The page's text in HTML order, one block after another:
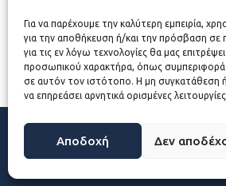
Για να παρέχουμε την καλύτερη εμπειρία,
για την αποθήκευση ή/και την πρόσβαση
για τις εν λόγω τεχνολογίες θα μας
προσωπικού χαρακτήρα, όπως συμπεριφορά
σε αυτόν τον ιστότοπο. Η μη συγκατάθεση
να επηρεάσει αρνητικά ορισμένες
Αποδοχή Δεν
WEB DEVELOPMENT BY ΕΓΚΡΙΤΟΣ